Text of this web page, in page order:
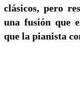
clásicos, pero
una fusión que
que la pianista